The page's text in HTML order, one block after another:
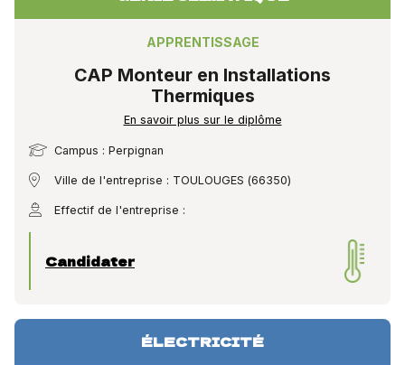
APPRENTISSAGE
CAP Monteur en Installations
Thermiques
En savoir plus sur le diplôme
Campus : Perpignan
Ville de l'entreprise : TOULOUGES (66350)
Effectif de l'entreprise :
Candidater
ÉLECTRICITÉ